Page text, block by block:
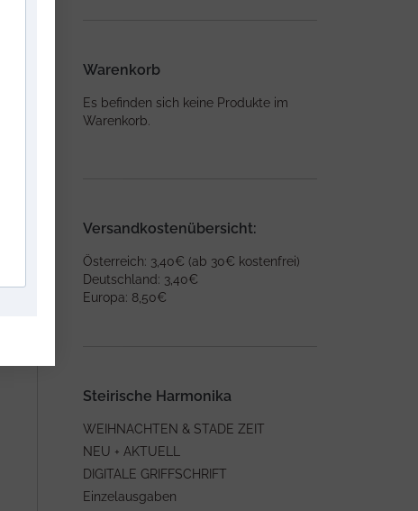
Warenkorb
Es befinden sich keine Produkte im
Warenkorb.
Versandkostenübersicht:
Österreich: 3,40€ (ab 30€ kostenfrei)
Deutschland: 3,40€
Europa: 8,50€
Steirische Harmonika
WEIHNACHTEN & STADE ZEIT
NEU + AKTUELL
DIGITALE GRIFFSCHRIFT
Einzelausgaben